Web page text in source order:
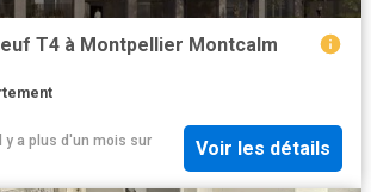
T4 à Montpellier Montcalm
y a plus d'un mois sur
Voir les détails